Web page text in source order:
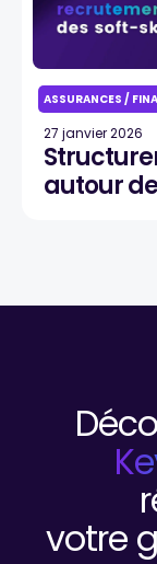
ASSURANCES /
27 janvier 2026
autour
votre